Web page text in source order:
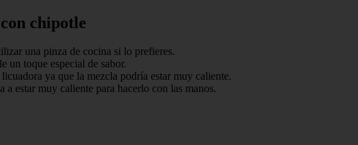
chipotle
una pinza de cocina si lo prefieres.
un toque especial de sabor.
ya que la mezcla podría estar muy caliente.
a estar muy caliente para hacerlo con las manos.